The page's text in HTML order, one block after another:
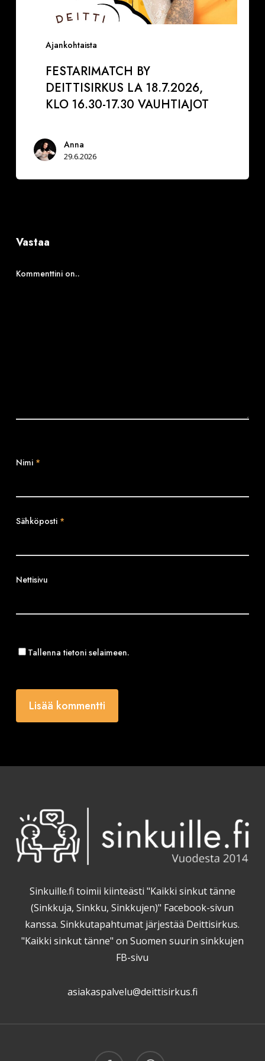
Ajankohtaista
FESTARIMATCH BY
DEITTISIRKUS LA 18.7.2026,
KLO 16.30-17.30 VAUHTIAJOT
Anna
29.6.2026
Vastaa
Kommenttini on..
Nimi *
Sähköposti *
Nettisivu
Tallenna tietoni selaimeen.
Sinkuille.fi toimii kiinteästi "Kaikki sinkut tänne
(Sinkkuja, Sinkku, Sinkkujen)" Facebook-sivun
kanssa. Sinkkutapahtumat järjestää Deittisirkus.
"Kaikki sinkut tänne" on Suomen suurin sinkkujen
FB-sivu
asiakaspalvelu@deittisirkus.fi
facebook threads